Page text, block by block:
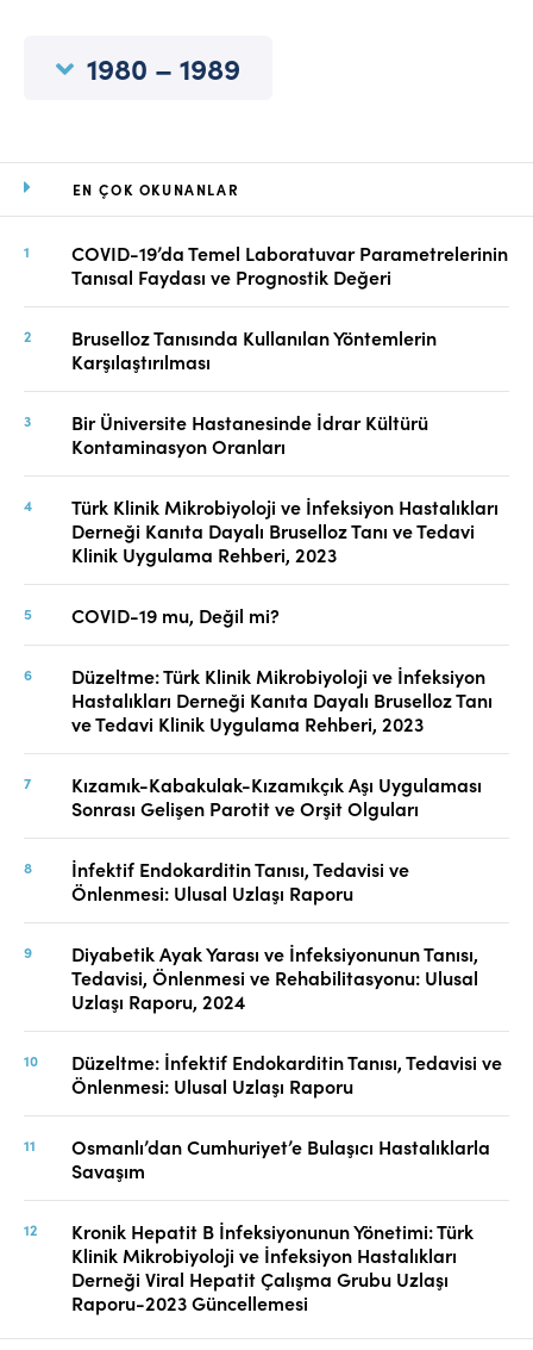
EN ÇOK OKUNANLAR
COVID-19’da Temel Laboratuvar Parametrelerinin
Tanısal Faydası ve Prognostik Değeri
Bruselloz Tanısında Kullanılan Yöntemlerin
Karşılaştırılması
Bir Üniversite Hastanesinde İdrar Kültürü
Kontaminasyon Oranları
Türk Klinik Mikrobiyoloji ve İnfeksiyon Hastalıkları
Derneği Kanıta Dayalı Bruselloz Tanı ve Tedavi
Klinik Uygulama Rehberi, 2023
COVID-19 mu, Değil mi?
Düzeltme: Türk Klinik Mikrobiyoloji ve İnfeksiyon
Hastalıkları Derneği Kanıta Dayalı Bruselloz Tanı
ve Tedavi Klinik Uygulama Rehberi, 2023
Kızamık-Kabakulak-Kızamıkçık Aşı Uygulaması
Sonrası Gelişen Parotit ve Orşit Olguları
İnfektif Endokarditin Tanısı, Tedavisi ve
Önlenmesi: Ulusal Uzlaşı Raporu
Diyabetik Ayak Yarası ve İnfeksiyonunun Tanısı,
Tedavisi, Önlenmesi ve Rehabilitasyonu: Ulusal
Uzlaşı Raporu, 2024
Düzeltme: İnfektif Endokarditin Tanısı, Tedavisi ve
Önlenmesi: Ulusal Uzlaşı Raporu
Osmanlı’dan Cumhuriyet’e Bulaşıcı Hastalıklarla
Savaşım
Kronik Hepatit B İnfeksiyonunun Yönetimi: Türk
Klinik Mikrobiyoloji ve İnfeksiyon Hastalıkları
Derneği Viral Hepatit Çalışma Grubu Uzlaşı
Raporu-2023 Güncellemesi
1980 – 1989